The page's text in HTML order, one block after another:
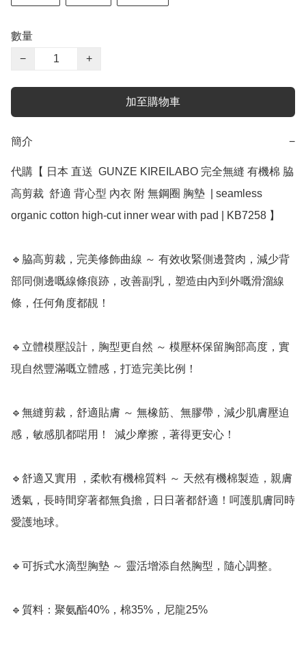
數量
−
+
加至購物車
簡介 −
代購【 日本 直送  GUNZE KIREILABO 完全無縫 有機棉 脇
高剪裁  舒適 背心型 內衣 附 無鋼圈 胸墊  | seamless
organic cotton high-cut inner wear with pad | KB7258 】 ﻿
🔹脇高剪裁，完美修飾曲線 ～ 有效收緊側邊贅肉，減少背
部同側邊嘅線條痕跡，改善副乳，塑造由內到外嘅滑溜線
條，任何角度都靚！
🔹立體模壓設計，胸型更自然 ～ 模壓杯保留胸部高度，實
現自然豐滿嘅立體感，打造完美比例！
🔹無縫剪裁，舒適貼膚 ～ 無橡筋、無膠帶，減少肌膚壓迫
感，敏感肌都啱用！  減少摩擦，著得更安心！
🔹舒適又實用 ，柔軟有機棉質料 ～ 天然有機棉製造，親膚
透氣，長時間穿著都無負擔，日日著都舒適！呵護肌膚同時
愛護地球。
🔹可拆式水滴型胸墊 ～ 靈活增添自然胸型，隨心調整。
🔹質料：聚氨酯40%，棉35%，尼龍25%